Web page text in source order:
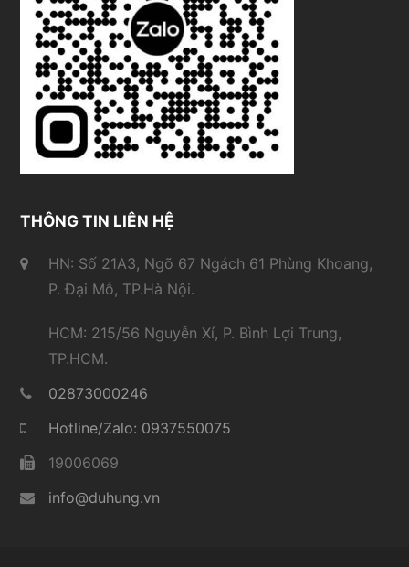
THÔNG TIN LIÊN HỆ
HN: Số 21A3, Ngõ 67 Ngách 61 Phùng Khoang,
P. Đại Mỗ, TP.Hà Nội.
HCM: 215/56 Nguyễn Xí, P. Bình Lợi Trung,
TP.HCM.
02873000246
Hotline/Zalo: 0937550075
19006069
info@duhung.vn